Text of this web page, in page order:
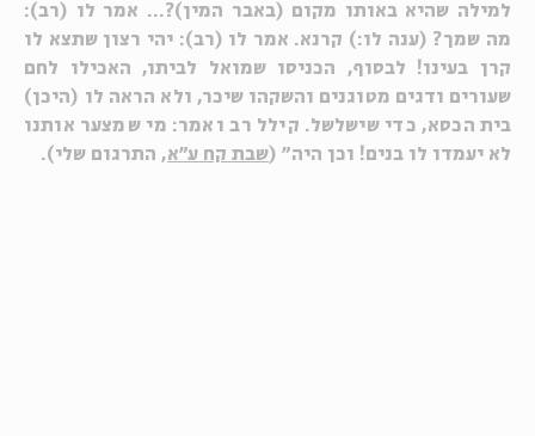
למילה שהיא באותו מקום (באבר המין)?... אמר לו (רב):
מה שמך? (ענה לו:) קרנא. אמר לו (רב): יהי רצון שתצא לו
קרן בעינו! לבסוף, הכניסו שמואל לביתו, האכילו לחם
שעורים ודגים מטוגנים והשקהו שיכר, ולא הראה לו (היכן)
בית הכסא, כדי שישלשל. קילל רב ואמר: מי שמצער אותנו
לא יעמדו לו בנים! וכן היה" (שבת קח ע"א, התרגום שלי).